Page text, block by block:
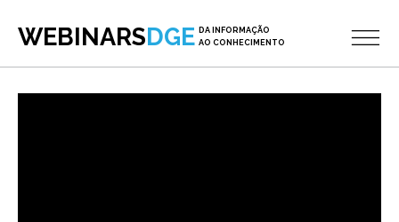
WEBINARSDGE DA INFORMAÇÃO
AO CONHECIMENTO